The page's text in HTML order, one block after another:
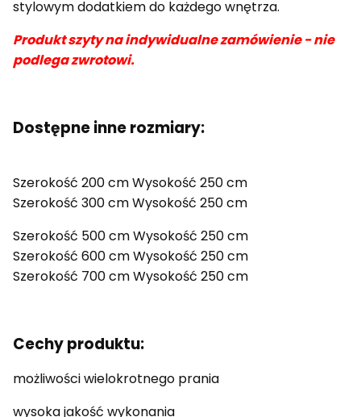
stylowym dodatkiem do każdego wnętrza.
Produkt szyty na indywidualne zamówienie - nie
podlega zwrotowi.
Dostępne inne rozmiary:
Szerokość 200 cm Wysokość 250 cm
Szerokość 300 cm Wysokość 250 cm
Szerokość 500 cm Wysokość 250 cm
Szerokość 600 cm Wysokość 250 cm
Szerokość 700 cm Wysokość 250 cm
Cechy produktu:
możliwości wielokrotnego prania
wysoka jakość wykonania